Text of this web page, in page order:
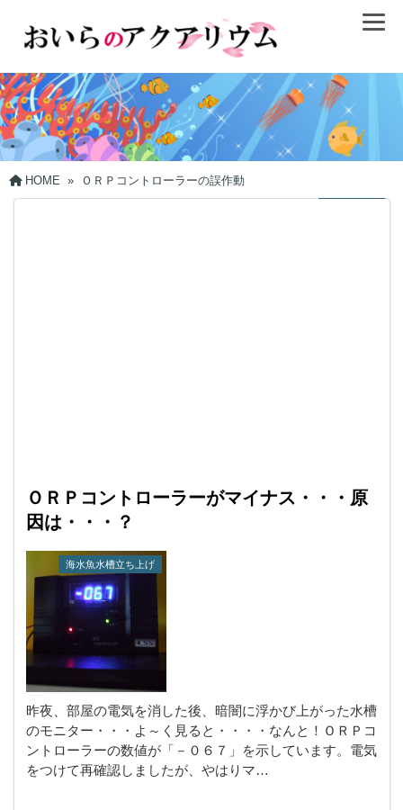
HOME » ＯＲＰコントローラーの誤作動
ＯＲＰコントローラーがマイナス・・・原
因は・・・？
海水魚水槽立ち上げ
昨夜、部屋の電気を消した後、暗闇に浮かび上がった水槽
のモニター・・・よ～く見ると・・・・なんと！ＯＲＰコ
ントローラーの数値が「－０６７」を示しています。電気
をつけて再確認しましたが、やはりマ…